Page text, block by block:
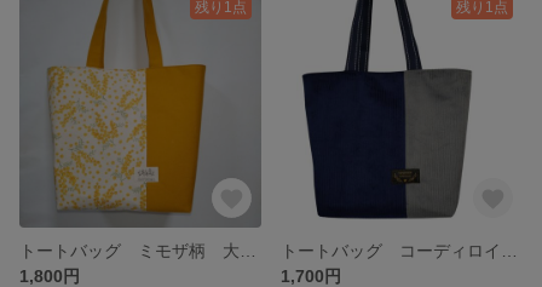
残り1点
1,800円
残り1点
1,700円